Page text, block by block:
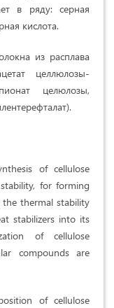
в ряду: серная
кислота.
из расплава
целлюлозы-
целюлозы,
of cellulose
for forming
thermal stability
stabilizers into its
of cellulose
compounds are
of cellulose